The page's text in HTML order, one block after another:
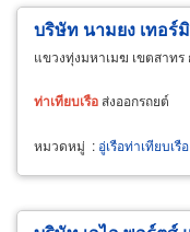
บริษัท นามยง เทอร์
แขวงทุ่งมหาเมฆ เขตสาทร
ท่าเทียบเรือ ส่งออกรถยต์
หมวดหมู่ : อู่เรือท่าเทียบเรือ